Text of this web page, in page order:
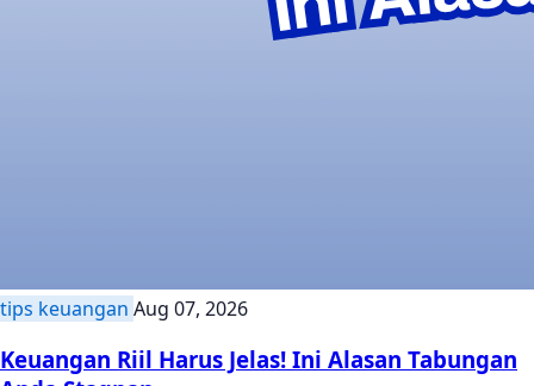
tips keuangan Aug 07, 2026
Keuangan Riil Harus Jelas! Ini Alasan Tabungan